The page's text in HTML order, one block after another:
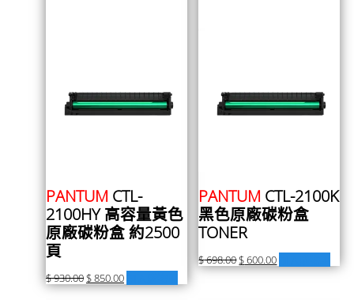
PANTUM CTL-
2100HY 高容量黃色
原廠碳粉盒 約2500
頁
$930.00$850.00
PANTUM CTL-2100K
黑色原廠碳粉盒
TONER
$698.00$600.00